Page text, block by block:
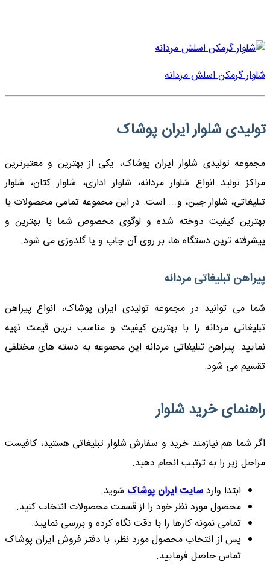
شلوار گرمکن اسلش مردانه
تولیدی شلوار ایران پوشاک
مجموعه تولیدی شلوار ایران پوشاک، یکی از بهترین و معتبرترین
مراکز تولید انواع شلوار مردانه، شلوار اداری، شلوار کتان، شلوار
تبلیغاتی، شلوار جین، و... است. در این مجموعه تمامی محصولات با
بهترین کیفیت دوخته شده و لوگوی مخصوص شما با بهترین و
پیشرفته ترین دستگاه ها، بر روی آن چاپ و یا گلدوزی می شود.
پیراهن تبلیغاتی مردانه
شما می توانید در مجموعه تولیدی ایران پوشاک، انواع پیراهن
تبلیغاتی مردانه را با بهترین کیفیت و مناسب ترین قیمت تهیه
نمایید. پیراهن تبلیغاتی مردانه این مجموعه به دسته های مختلفی
تقسیم می شود.
راهنمای خرید شلوار
اگر شما هم نیازمند خرید و سفارش شلوار تبلیغاتی هستید، کافیست
مراحل زیر را به ترتیب انجام دهید.
ابتدا واردسایت ایران پوشاک شوید.
محصول مورد نظر خود را از قسمت محصولات انتخاب کنید.
تمامی نمونه کارها را با دقت نگاه کرده و بررسی نمایید.
پس از انتخاب محصول مورد نظر، با دفتر فروش ایران پوشاک
تماس حاصل فرمایید.